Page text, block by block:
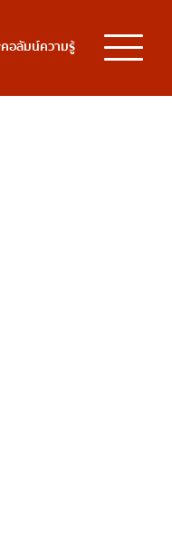
คอลัมน์ความรู้